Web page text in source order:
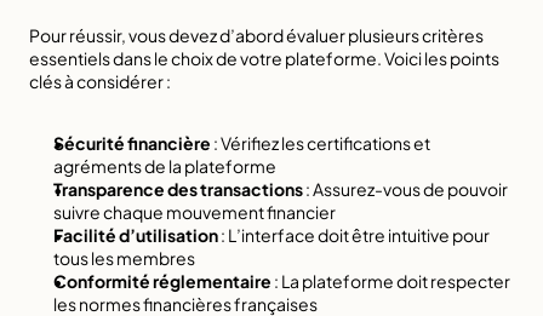
Pour réussir, vous devez d’abord évaluer plusieurs critères
essentiels dans le choix de votre plateforme. Voici les points
clés à considérer :
Sécurité financière : Vérifiez les certifications et
agréments de la plateforme
Transparence des transactions : Assurez-vous de pouvoir
suivre chaque mouvement financier
Facilité d’utilisation : L’interface doit être intuitive pour
tous les membres
Conformité réglementaire : La plateforme doit respecter
les normes financières françaises